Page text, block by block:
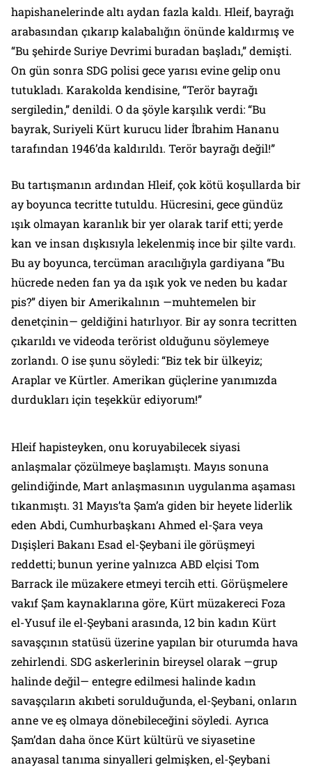
hapishanelerinde altı aydan fazla kaldı. Hleif, bayrağı
arabasından çıkarıp kalabalığın önünde kaldırmış ve
“Bu şehirde Suriye Devrimi buradan başladı,” demişti.
On gün sonra SDG polisi gece yarısı evine gelip onu
tutukladı. Karakolda kendisine, “Terör bayrağı
sergiledin,” denildi. O da şöyle karşılık verdi: “Bu
bayrak, Suriyeli Kürt kurucu lider İbrahim Hananu
tarafından 1946’da kaldırıldı. Terör bayrağı değil!”
Bu tartışmanın ardından Hleif, çok kötü koşullarda bir
ay boyunca tecritte tutuldu. Hücresini, gece gündüz
ışık olmayan karanlık bir yer olarak tarif etti; yerde
kan ve insan dışkısıyla lekelenmiş ince bir şilte vardı.
Bu ay boyunca, tercüman aracılığıyla gardiyana “Bu
hücrede neden fan ya da ışık yok ve neden bu kadar
pis?” diyen bir Amerikalının —muhtemelen bir
denetçinin— geldiğini hatırlıyor. Bir ay sonra tecritten
çıkarıldı ve videoda terörist olduğunu söylemeye
zorlandı. O ise şunu söyledi: “Biz tek bir ülkeyiz;
Araplar ve Kürtler. Amerikan güçlerine yanımızda
durdukları için teşekkür ediyorum!”
Hleif hapisteyken, onu koruyabilecek siyasi
anlaşmalar çözülmeye başlamıştı. Mayıs sonuna
gelindiğinde, Mart anlaşmasının uygulanma aşaması
tıkanmıştı. 31 Mayıs’ta Şam’a giden bir heyete liderlik
eden Abdi, Cumhurbaşkanı Ahmed el-Şara veya
Dışişleri Bakanı Esad el-Şeybani ile görüşmeyi
reddetti; bunun yerine yalnızca ABD elçisi Tom
Barrack ile müzakere etmeyi tercih etti. Görüşmelere
vakıf Şam kaynaklarına göre, Kürt müzakereci Foza
el-Yusuf ile el-Şeybani arasında, 12 bin kadın Kürt
savaşçının statüsü üzerine yapılan bir oturumda hava
zehirlendi. SDG askerlerinin bireysel olarak —grup
halinde değil— entegre edilmesi halinde kadın
savaşçıların akıbeti sorulduğunda, el-Şeybani, onların
anne ve eş olmaya dönebileceğini söyledi. Ayrıca
Şam’dan daha önce Kürt kültürü ve siyasetine
anayasal tanıma sinyalleri gelmişken, el-Şeybani